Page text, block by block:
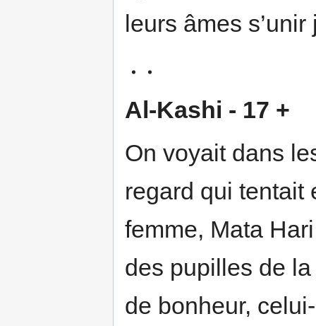
leurs âmes
Al-Kashi - 17 +
On voyait dans
regard qui tentait
femme, Mata
des pupilles de
de bonheur,